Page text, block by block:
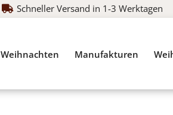
Schneller Versand in 1-3 Werktagen
Weihnachten Manufakturen